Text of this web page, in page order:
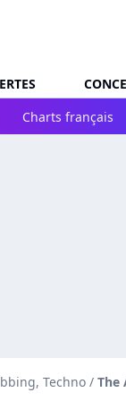
Charts français
Techno / The